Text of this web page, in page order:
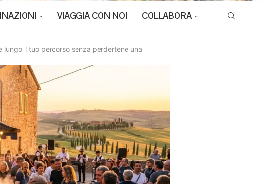
VIAGGIA CON NOI COLLABORA
il tuo percorso senza perdertene una